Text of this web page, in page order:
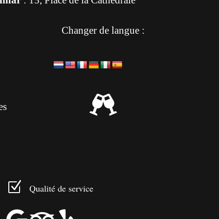
Changer de langue :

Z Qualité de service